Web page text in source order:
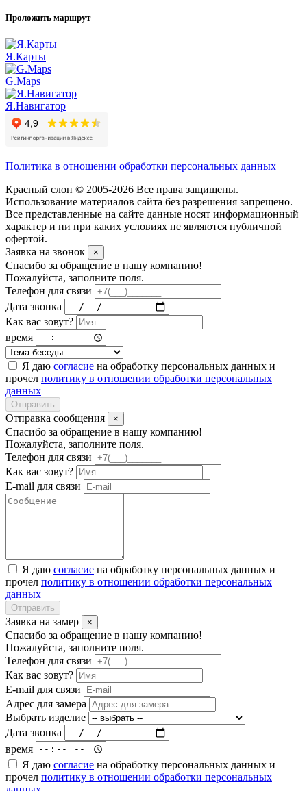
Проложить маршрут
Я.Карты
G.Maps
Я.Навигатор
Политика в отношении обработки персональных данных
Красный слон © 2005-2026 Все права защищены.
Использование материалов сайта без разрешения запрещено.
Все представленные на сайте данные носят информационный
характер и ни при каких условиях не являются публичной
офертой.
Заявка на звонок
×
Спасибо за обращение в нашу компанию!
Пожалуйста, заполните поля.
Телефон для связи
Дата звонка
Как вас зовут?
время
Я даю согласие на обработку персональных данных и
прочел политику в отношении обработки персональных
данных
Отправить
Отправка сообщения ×
Спасибо за обращение в нашу компанию!
Пожалуйста, заполните поля.
Телефон для связи
Как вас зовут?
E-mail для связи
Я даю согласие на обработку персональных данных и
прочел политику в отношении обработки персональных
данных
Отправить
Заявка на замер ×
Спасибо за обращение в нашу компанию!
Пожалуйста, заполните поля.
Телефон для связи
Как вас зовут?
E-mail для связи
Адрес для замера
Выбрать изделие
Дата звонка
время
Я даю согласие на обработку персональных данных и
прочел политику в отношении обработки персональных